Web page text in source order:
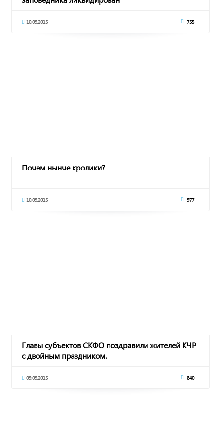
10.09.2015 755
Почем нынче кролики?
10.09.2015 977
Главы субъектов СКФО поздравили жителей КЧР
с двойным праздником.
09.09.2015 840